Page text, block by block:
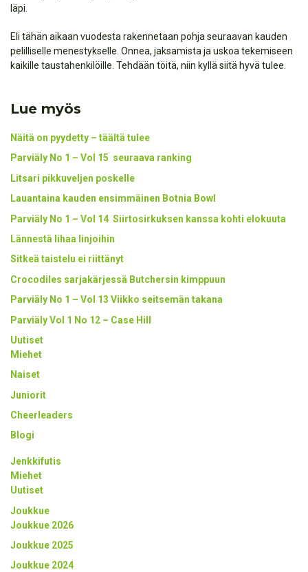
läpi.
Eli tähän aikaan vuodesta rakennetaan pohja seuraavan kauden
pelilliselle menestykselle. Onnea, jaksamista ja uskoa tekemiseen
kaikille taustahenkilöille. Tehdään töitä, niin kyllä siitä hyvä tulee.
Lue myös
Näitä on pyydetty – täältä tulee
Parviäly No 1 – Vol 15 seuraava ranking
Litsari pikkuveljen poskelle
Lauantaina kauden ensimmäinen Botnia Bowl
Parviäly No 1 – Vol 14 Siirtosirkuksen kanssa kohti elokuuta
Lännestä lihaa linjoihin
Sitkeä taistelu ei riittänyt
Crocodiles sarjakärjessä Butchersin kimppuun
Parviäly No 1 – Vol 13 Viikko seitsemän takana
Parviäly Vol 1 No 12 – Case Hill
Uutiset
Miehet
Naiset
Juniorit
Cheerleaders
Blogi
Jenkkifutis
Miehet
Uutiset
Joukkue
Joukkue 2026
Joukkue 2025
Joukkue 2024